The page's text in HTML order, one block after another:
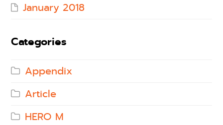
January 2018
Categories
Appendix
Article
HERO M